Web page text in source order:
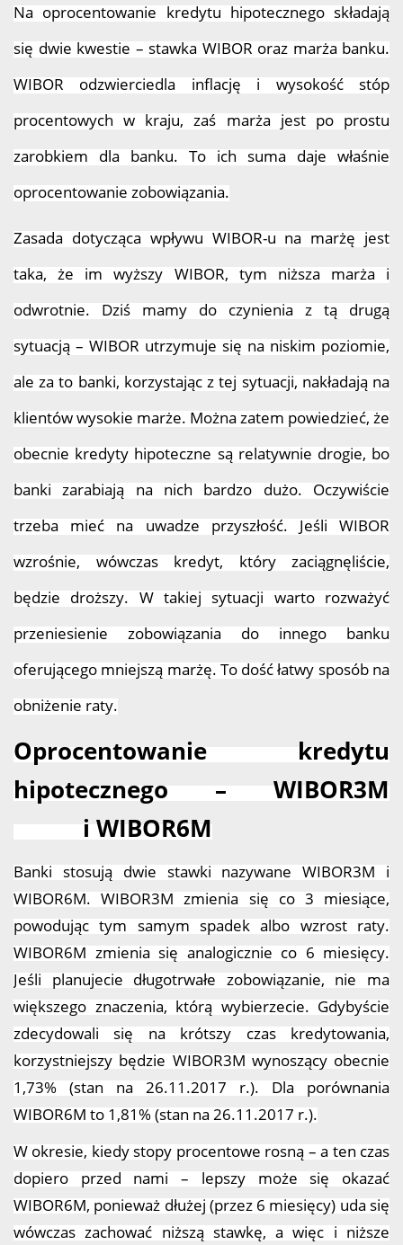
Na oprocentowanie kredytu hipotecznego składają
się dwie kwestie – stawka WIBOR oraz marża banku.
WIBOR odzwierciedla inflację i wysokość stóp
procentowych w kraju, zaś marża jest po prostu
zarobkiem dla banku. To ich suma daje właśnie
oprocentowanie zobowiązania.
Zasada dotycząca wpływu WIBOR-u na marżę jest
taka, że im wyższy WIBOR, tym niższa marża i
odwrotnie. Dziś mamy do czynienia z tą drugą
sytuacją – WIBOR utrzymuje się na niskim poziomie,
ale za to banki, korzystając z tej sytuacji, nakładają na
klientów wysokie marże. Można zatem powiedzieć, że
obecnie kredyty hipoteczne są relatywnie drogie, bo
banki zarabiają na nich bardzo dużo. Oczywiście
trzeba mieć na uwadze przyszłość. Jeśli WIBOR
wzrośnie, wówczas kredyt, który zaciągnęliście,
będzie droższy. W takiej sytuacji warto rozważyć
przeniesienie zobowiązania do innego banku
oferującego mniejszą marżę. To dość łatwy sposób na
obniżenie raty.
Oprocentowanie kredytu
hipotecznego – WIBOR3M
i WIBOR6M
Banki stosują dwie stawki nazywane WIBOR3M i
WIBOR6M. WIBOR3M zmienia się co 3 miesiące,
powodując tym samym spadek albo wzrost raty.
WIBOR6M zmienia się analogicznie co 6 miesięcy.
Jeśli planujecie długotrwałe zobowiązanie, nie ma
większego znaczenia, którą wybierzecie. Gdybyście
zdecydowali się na krótszy czas kredytowania,
korzystniejszy będzie WIBOR3M wynoszący obecnie
1,73% (stan na 26.11.2017 r.). Dla porównania
WIBOR6M to 1,81% (stan na 26.11.2017 r.).
W okresie, kiedy stopy procentowe rosną – a ten czas
dopiero przed nami – lepszy może się okazać
WIBOR6M, ponieważ dłużej (przez 6 miesięcy) uda się
wówczas zachować niższą stawkę, a więc i niższe